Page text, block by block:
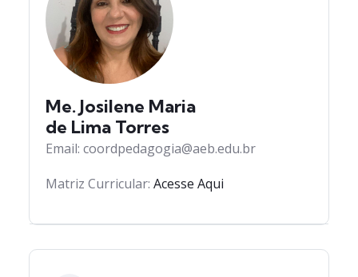
Me. Josilene Maria
de Lima Torres
Email: coordpedagogia@aeb.edu.br
Matriz Curricular: Acesse Aqui